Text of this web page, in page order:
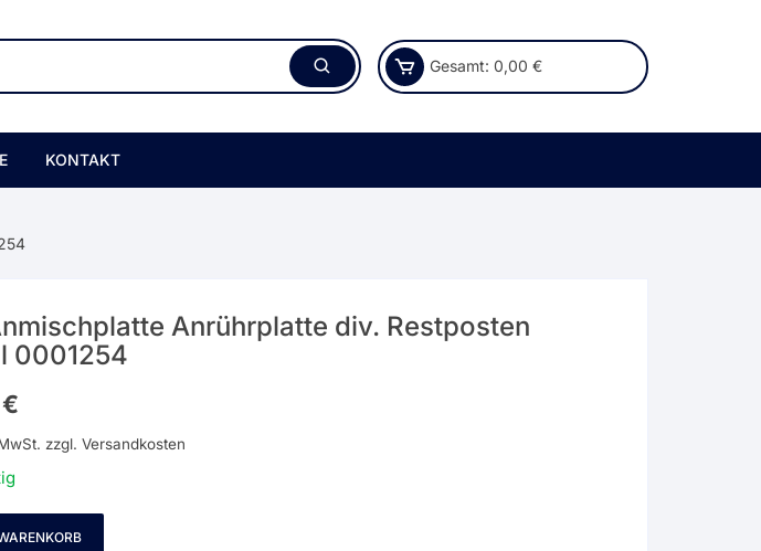
Gesamt: 0,00 €
KONTAKT
Anrührplatte div. Restposten
0001254
€
zzgl. Versandkosten